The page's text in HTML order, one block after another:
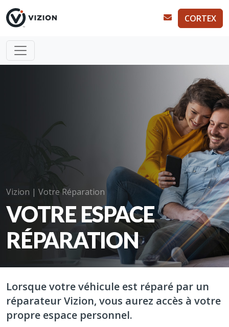
CORTEX
Vizion | Votre Réparation
VOTRE ESPACE
RÉPARATION
Lorsque votre véhicule est réparé par un
réparateur Vizion, vous aurez accès à votre
propre espace personnel.